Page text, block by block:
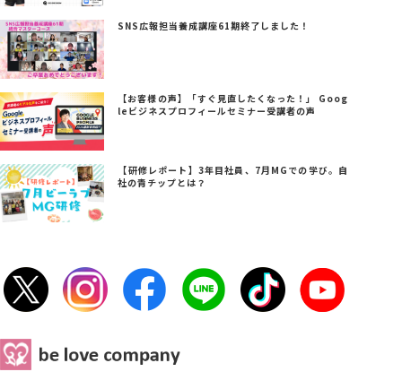
SNS広報担当養成講座61期終了しました！
【お客様の声】「すぐ見直したくなった！」 Goog
leビジネスプロフィールセミナー受講者の声
【研修レポート】3年目社員、7月MGでの学び。自
社の青チップとは？